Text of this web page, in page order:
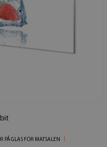
PÅ GLAS FÖR MATSALEN